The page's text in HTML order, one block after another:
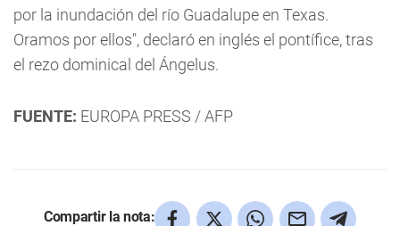
por la inundación del río Guadalupe en Texas.
Oramos por ellos", declaró en inglés el pontífice, tras
el rezo dominical del Ángelus.
FUENTE: EUROPA PRESS / AFP
Compartir la nota: